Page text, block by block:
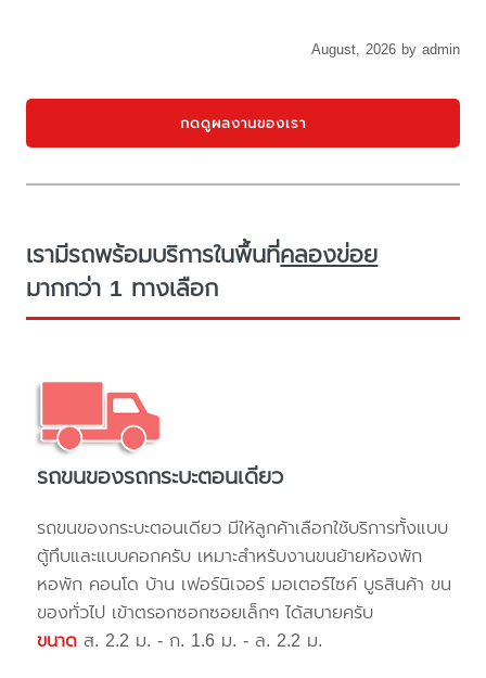
August, 2026 by admin
กดดูผลงานของเรา
เรามีรถพร้อมบริการในพื้นที่คลองข่อย
มากกว่า 1 ทางเลือก
รถขนของรถกระบะตอนเดียว
รถขนของกระบะตอนเดียว มีให้ลูกค้าเลือกใช้บริการทั้งแบบ
ตู้ทึบและแบบคอกครับ เหมาะสำหรับงานขนย้ายห้องพัก
หอพัก คอนโด บ้าน เฟอร์นิเจอร์ มอเตอร์ไซค์ บูธสินค้า ขน
ของทั่วไป เข้าตรอกซอกซอยเล็กๆ ได้สบายครับ
ขนาด ส. 2.2 ม. - ก. 1.6 ม. - ล. 2.2 ม.